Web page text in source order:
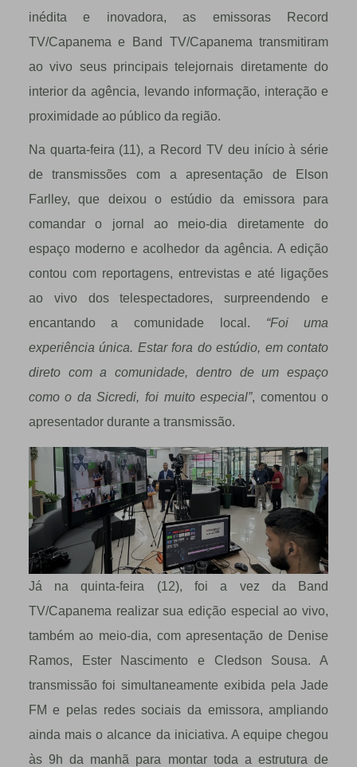
inédita e inovadora, as emissoras Record
TV/Capanema e Band TV/Capanema transmitiram
ao vivo seus principais telejornais diretamente do
interior da agência, levando informação, interação e
proximidade ao público da região.
Na quarta-feira (11), a Record TV deu início à série
de transmissões com a apresentação de Elson
Farlley, que deixou o estúdio da emissora para
comandar o jornal ao meio-dia diretamente do
espaço moderno e acolhedor da agência. A edição
contou com reportagens, entrevistas e até ligações
ao vivo dos telespectadores, surpreendendo e
encantando a comunidade local. “Foi uma
experiência única. Estar fora do estúdio, em contato
direto com a comunidade, dentro de um espaço
como o da Sicredi, foi muito especial”, comentou o
apresentador durante a transmissão.
Já na quinta-feira (12), foi a vez da Band
TV/Capanema realizar sua edição especial ao vivo,
também ao meio-dia, com apresentação de Denise
Ramos, Ester Nascimento e Cledson Sousa. A
transmissão foi simultaneamente exibida pela Jade
FM e pelas redes sociais da emissora, ampliando
ainda mais o alcance da iniciativa. A equipe chegou
às 9h da manhã para montar toda a estrutura de